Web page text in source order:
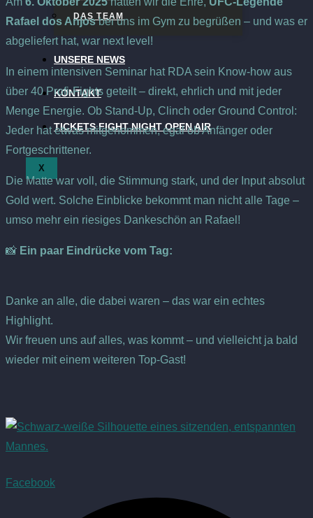
DAS TEAM
UNSERE NEWS
KONTAKT
TICKETS FIGHT NIGHT OPEN AIR
X
Rafael dos Anjosbei uns im Gym zu begrüßen – und was er
abgeliefert hat, war next level!
In einem intensiven Seminar hat RDA sein Know-how aus
über 40 Profi-Fights geteilt – direkt, ehrlich und mit jeder
Menge Energie. Ob Stand-Up, Clinch oder Ground Control:
Jeder hat etwas mitgenommen, egal ob Anfänger oder
Fortgeschrittener.
Die Matte war voll, die Stimmung stark, und der Input absolut
Gold wert. Solche Einblicke bekommt man nicht alle Tage –
umso mehr ein riesiges Dankeschön an Rafael!
📸 Ein paar Eindrücke vom Tag:
Danke an alle, die dabei waren – das war ein echtes
Highlight.
Wir freuen uns auf alles, was kommt – und vielleicht ja bald
wieder mit einem weiteren Top-Gast!
Facebook